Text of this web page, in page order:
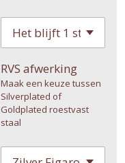
RVS afwerking
Maak een keuze tussen
Silverplated of
Goldplated roestvast
staal